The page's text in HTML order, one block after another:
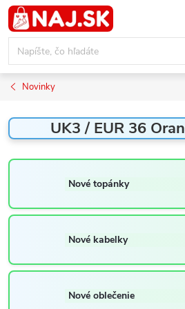
Prejsť
na
obsah
Novinky
UK3 / EUR 36
Nové topánky
Nové kabelky
Nové oblečenie